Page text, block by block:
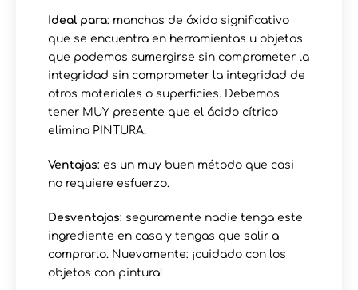
Ideal para: manchas de óxido significativo
que se encuentra en herramientas u objetos
que podemos sumergirse sin comprometer la
integridad sin comprometer la integridad de
otros materiales o superficies. Debemos
tener MUY presente que el ácido cítrico
elimina PINTURA.
Ventajas: es un muy buen método que casi
no requiere esfuerzo.
Desventajas: seguramente nadie tenga este
ingrediente en casa y tengas que salir a
comprarlo. Nuevamente: ¡cuidado con los
objetos con pintura!